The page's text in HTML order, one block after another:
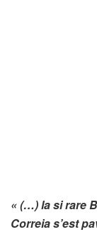
« (…) la si rare
Correia s’est